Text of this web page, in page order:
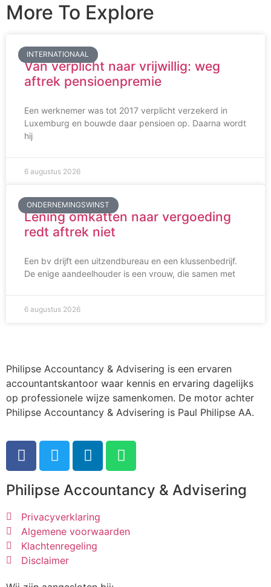
More To Explore
INTERNATIONAAL
Van verplicht naar vrijwillig: weg
aftrek pensioenpremie
Een werknemer was tot 2017 verplicht verzekerd in
Luxemburg en bouwde daar pensioen op. Daarna wordt
hij
6 augustus 2026
ONDERNEMINGSWINST
Lening omkatten naar vergoeding
redt aftrek niet
Een bv drijft een uitzendbureau en een klussenbedrijf.
De enige aandeelhouder is een vrouw, die samen met
6 augustus 2026
Philipse Accountancy & Advisering is een ervaren
accountantskantoor waar kennis en ervaring dagelijks
op professionele wijze samenkomen. De motor achter
Philipse Accountancy & Advisering is Paul Philipse AA.
Philipse Accountancy & Advisering
Privacyverklaring
Algemene voorwaarden
Klachtenregeling
Disclaimer